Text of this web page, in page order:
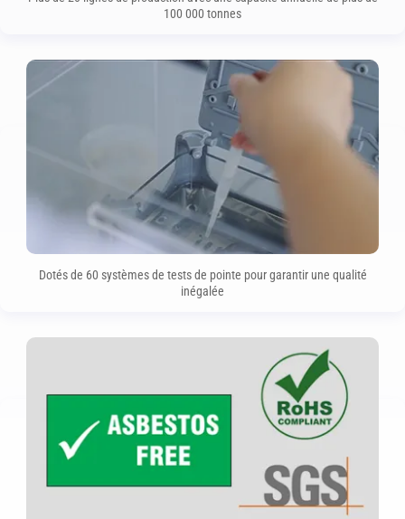
100 000 tonnes
Dotés de 60 systèmes de tests de pointe pour garantir une qualité
inégalée